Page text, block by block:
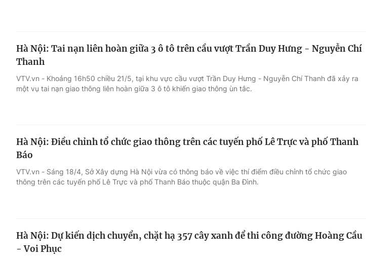
Hà Nội: Tai nạn liên hoàn giữa 3 ô tô trên cầu vượt Trần Duy Hưng - Nguyễn Chí
Thanh
VTV.vn - Khoảng 16h50 chiều 21/5, tại khu vực cầu vượt Trần Duy Hưng - Nguyễn Chí Thanh đã xảy ra
một vụ tai nạn giao thông liên hoàn giữa 3 ô tô khiến giao thông ùn tắc.
Hà Nội: Điều chỉnh tổ chức giao thông trên các tuyến phố Lê Trực và phố Thanh
Báo
VTV.vn - Sáng 18/4, Sở Xây dựng Hà Nội vừa có thông báo về việc thí điểm điều chỉnh tổ chức giao
thông trên các tuyến phố Lê Trực và phố Thanh Báo thuộc quận Ba Đình.
Hà Nội: Dự kiến dịch chuyển, chặt hạ 357 cây xanh để thi công đường Hoàng Cầu
- Voi Phục